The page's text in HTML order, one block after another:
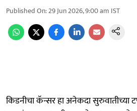
Published On:29 Jun 2026, 9:00 am IST
किडनीचा कॅन्सर हा अनेकदा सुरुवातीच्या